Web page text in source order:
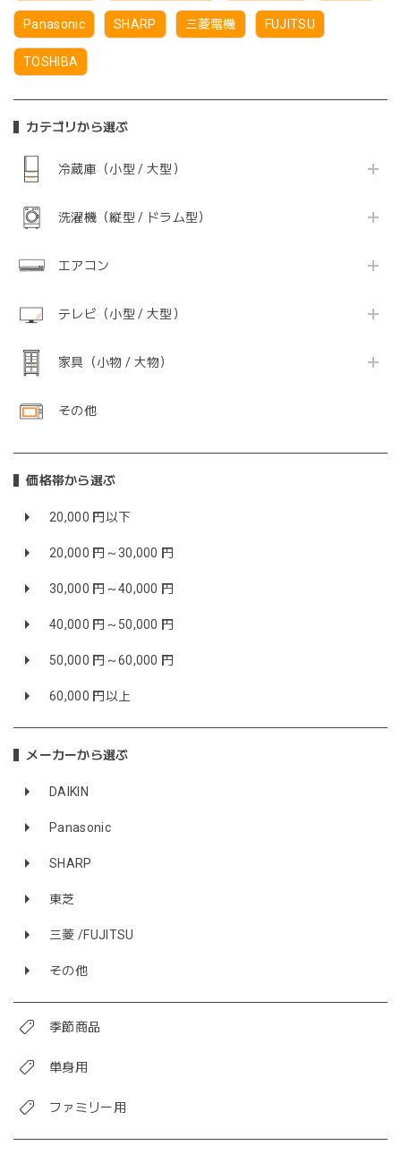
Panasonic SHARP 三菱電機 FUJITSU
TOSHIBA
カテゴリから選ぶ
冷蔵庫（小型 / 大型）
洗濯機（縦型 / ドラム型）
エアコン
テレビ（小型 / 大型）
家具（小物 / 大物）
その他
価格帯から選ぶ
20,000 円以下
20,000 円～30,000 円
30,000 円～40,000 円
40,000 円～50,000 円
50,000 円～60,000 円
60,000 円以上
メーカーから選ぶ
DAIKIN
Panasonic
SHARP
東芝
三菱 /FUJITSU
その他
季節商品
単身用
ファミリー用